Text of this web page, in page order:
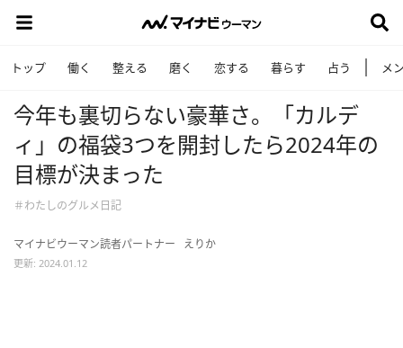
トップ 働く 整える 磨く 恋する 暮らす 占う メ
今年も裏切らない豪華さ。「カルデ
ィ」の福袋3つを開封したら2024年の
目標が決まった
＃わたしのグルメ日記
マイナビウーマン読者パートナー えりか
更新: 2024.01.12